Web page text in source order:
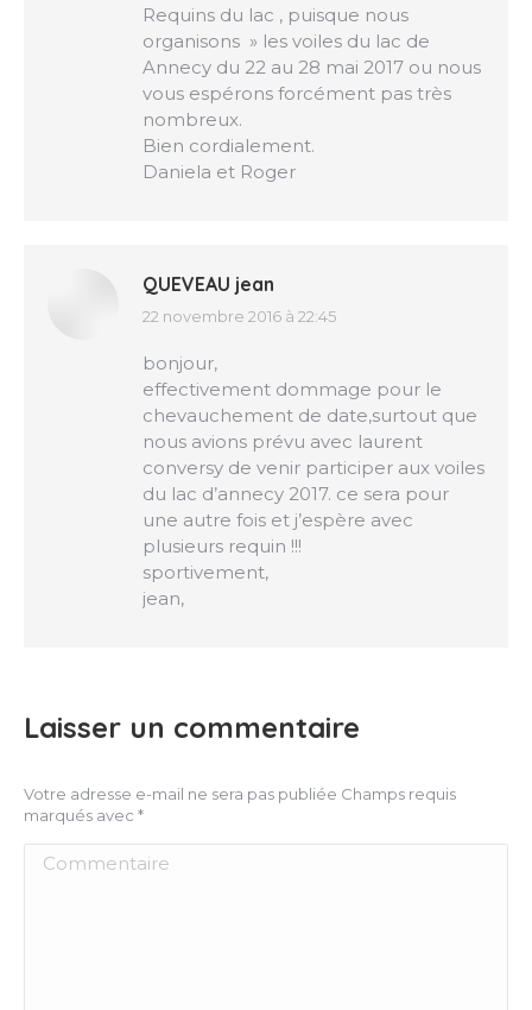
Requins du lac , puisque nous
organisons » les voiles du lac de
Annecy du 22 au 28 mai 2017 ou nous
vous espérons forcément pas très
nombreux.
Bien cordialement.
Daniela et Roger
QUEVEAU jean
dit
22 novembre 2016 à 22:45
bonjour,
effectivement dommage pour le
chevauchement de date,surtout que
nous avions prévu avec laurent
conversy de venir participer aux voiles
du lac d’annecy 2017. ce sera pour
une autre fois et j’espère avec
plusieurs requin !!!
sportivement,
jean,
Laisser un commentaire
Votre adresse e-mail ne sera pas publiée Champs requis
marqués avec *
Commentaire